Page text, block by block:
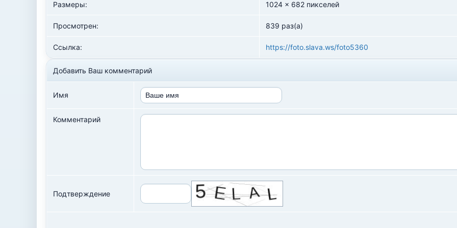
Размеры: 1024 x 682 пикселей
Просмотрен: 839 раз(а)
Ссылка: https://foto.slava.ws/foto5360
Добавить Ваш комментарий
Имя
Комментарий
Подтверждение